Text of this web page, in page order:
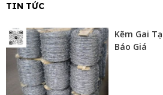
TIN TỨC
Kẽm Gai
Báo Giá